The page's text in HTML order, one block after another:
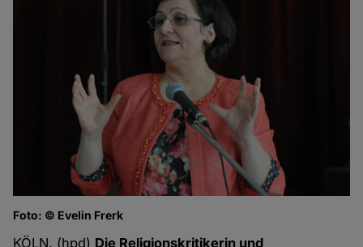
Foto: © Evelin Frerk
KÖLN. (hpd) Die Religionskritikerin und